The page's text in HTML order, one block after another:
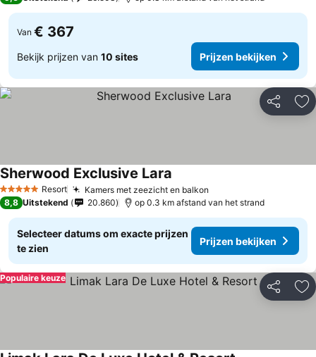
Van € 367
Bekijk prijzen van 10 sites Prijzen bekijken
Delen
5 Sterren Resort Kamers met zeezicht en balkon
Sherwood Exclusive Lara
8,8 Uitstekend 20.860 op 0.3 km afstand van het strand
Selecteer datums om exacte prijzen
te zien
Prijzen bekijken
Delen
Populaire keuze